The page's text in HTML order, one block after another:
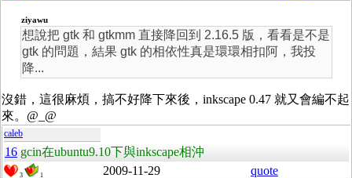
ziyawu
想說把 gtk 和 gtkmm 直接降回到 2.16.5 版，看看是不是
gtk 的問題，結果 gtk 的相依性真是環環相扣阿，我投
降...
沒錯，這很麻煩，搞不好降下來後，inkscape 0.47 就又會編不起
來。@_@
caleb
16 gcin在ubuntu9.10下與inkscape相沖
3 1 2009-11-29 quote